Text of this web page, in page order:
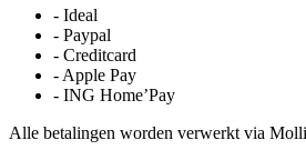
- Ideal
- Paypal
- Creditcard
- Apple Pay
- ING Home’Pay
Alle betalingen worden verwerkt via